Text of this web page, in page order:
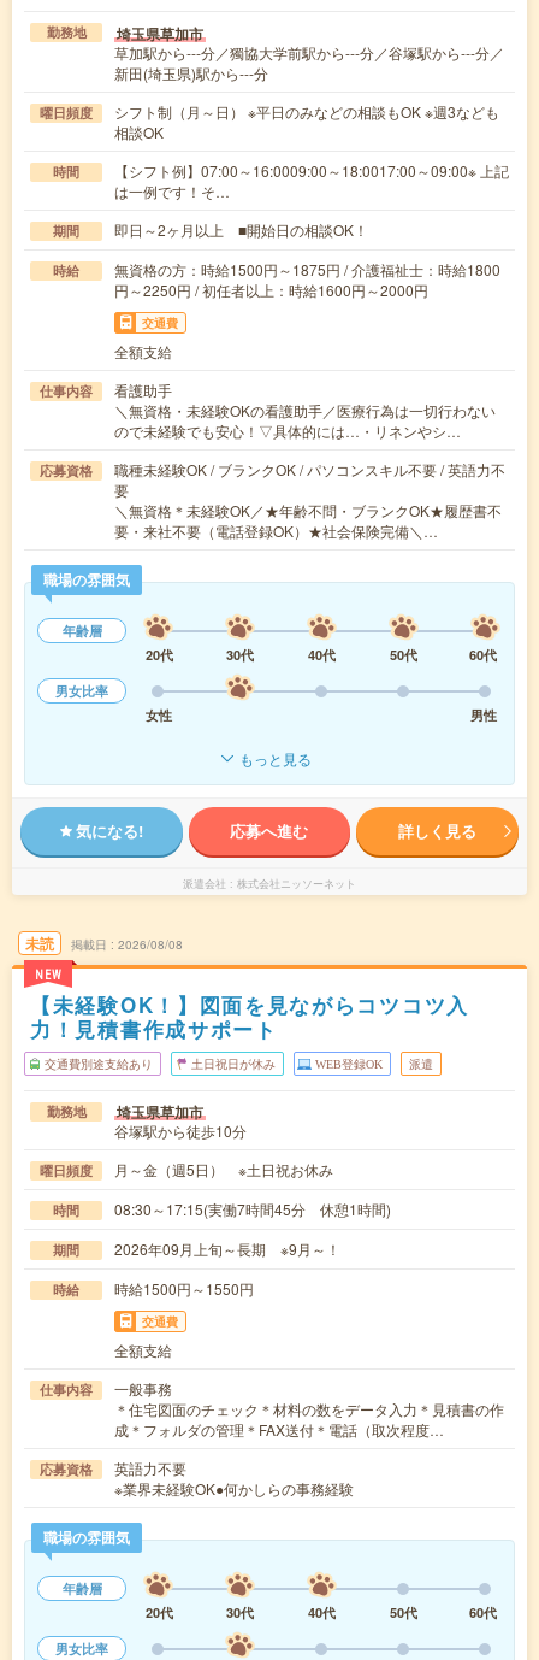
勤務地 埼玉県草加市
草加駅から---分／獨協大学前駅から---分／谷塚駅から---分／
新田(埼玉県)駅から---分
曜日頻度
シフト制（月～日） ※平日のみなどの相談もOK ※週3なども
相談OK
時間
【シフト例】07:00～16:0009:00～18:0017:00～09:00※ 上記
は一例です！そ…
期間 即日～2ヶ月以上 ■開始日の相談OK！
時給
無資格の方：時給1500円～1875円 / 介護福祉士：時給1800
円～2250円 / 初任者以上：時給1600円～2000円
交通費
全額支給
仕事内容
看護助手
＼無資格・未経験OKの看護助手／医療行為は一切行わない
ので未経験でも安心！▽具体的には…・リネンやシ…
応募資格
職種未経験OK / ブランクOK / パソコンスキル不要 / 英語力不
要
＼無資格＊未経験OK／★年齢不問・ブランクOK★履歴書不
要・来社不要（電話登録OK）★社会保険完備＼…
職場の雰囲気
年齢層
20代
30代 40代 50代
60代
男女比率
女性
男性
もっと見る
気になる! 応募へ進む 詳しく見る
派遣会社 株式会社ニッソーネット
未読
NEW
掲載日 2026/08/08
【未経験OK！】図面を見ながらコツコツ入
力！見積書作成サポート
交通費別途支給あり 土日祝日が休み WEB登録OK 派遣
勤務地 埼玉県草加市
谷塚駅から徒歩10分
曜日頻度 月～金（週5日） ※土日祝お休み
時間 08:30～17:15(実働7時間45分 休憩1時間)
期間 2026年09月上旬～長期 ※9月～！
時給 時給1500円～1550円
交通費
全額支給
仕事内容
一般事務
＊住宅図面のチェック＊材料の数をデータ入力＊見積書の作
成＊フォルダの管理＊FAX送付＊電話（取次程度…
応募資格
英語力不要
※業界未経験OK●何かしらの事務経験
職場の雰囲気
年齢層
20代
30代 40代 50代
60代
男女比率